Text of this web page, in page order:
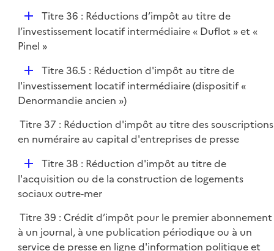
D
é
p
e
r
Titre 36 : Réductions d’impôt au titre de
l’investissement locatif intermédiaire « Duflot » et «
Pinel »
D
é
p
i
e
Titre 36.5 : Réduction d'impôt au titre de
l'investissement locatif intermédiaire (dispositif «
Denormandie ancien »)
Titre 37 : Réduction d'impôt au titre des souscriptions
en numéraire au capital d'entreprises de presse
D
é
p
i
e
Titre 38 : Réduction d'impôt au titre de
l'acquisition ou de la construction de logements
sociaux outre-mer
Titre 39 : Crédit d’impôt pour le premier abonnement
à un journal, à une publication périodique ou à un
service de presse en ligne d'information politique et